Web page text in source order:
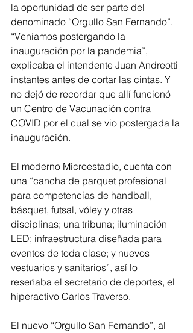
la oportunidad de ser parte del
denominado “Orgullo San Fernando”.
“Veníamos postergando la
inauguración por la pandemia”,
explicaba el intendente Juan Andreotti
instantes antes de cortar las cintas. Y
no dejó de recordar que allí funcionó
un Centro de Vacunación contra
COVID por el cual se vio postergada la
inauguración.
El moderno Microestadio, cuenta con
una “cancha de parquet profesional
para competencias de handball,
básquet, futsal, vóley y otras
disciplinas; una tribuna; iluminación
LED; infraestructura diseñada para
eventos de toda clase; y nuevos
vestuarios y sanitarios”, así lo
reseñaba el secretario de deportes, el
hiperactivo Carlos Traverso.
El nuevo “Orgullo San Fernando”, al